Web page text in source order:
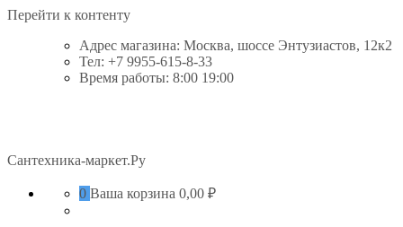
Перейти к контенту
Адрес магазина: Москва, шоссе Энтузиастов, 12к2
Тел: +7 9955-615-8-33
Время работы: 8:00 19:00
Сантехника-маркет.Ру
0 Ваша корзина 0,00 ₽